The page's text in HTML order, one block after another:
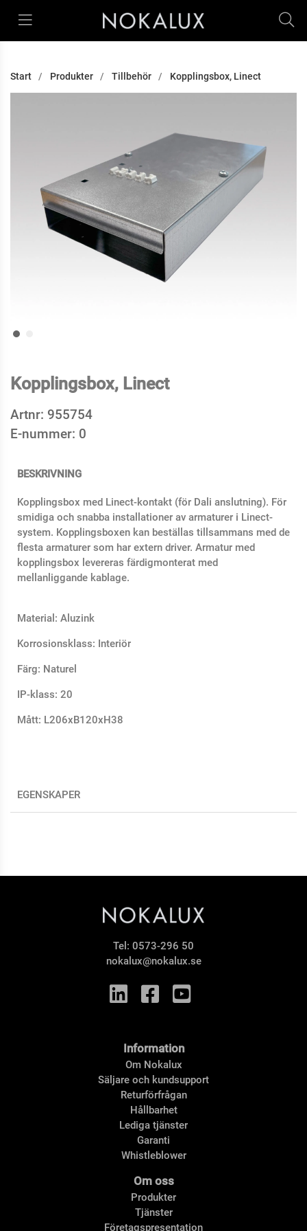
Start Produkter Tillbehör Kopplingsbox, Linect
Kopplingsbox, Linect
Artnr: 955754
E-nummer: 0
BESKRIVNING
Kopplingsbox med Linect-kontakt (för Dali anslutning). För
smidiga och snabba installationer av armaturer i Linect-
system. Kopplingsboxen kan beställas tillsammans med de
flesta armaturer som har extern driver. Armatur med
kopplingsbox levereras färdigmonterat med
mellanliggande kablage.
Material: Aluzink
Korrosionsklass: Interiör
Färg: Naturel
IP-klass: 20
Mått: L206xB120xH38
EGENSKAPER
Tel: 0573-296 50
nokalux@nokalux.se
Information
Om Nokalux
Säljare och kundsupport
Returförfrågan
Hållbarhet
Lediga tjänster
Garanti
Whistleblower
Om oss
Produkter
Tjänster
Företagspresentation